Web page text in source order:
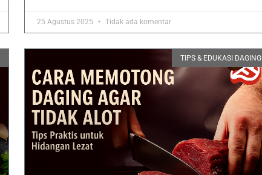
25 Agustus 2025 Tidak ada komentar
TIPS & EDUKASI DAGING